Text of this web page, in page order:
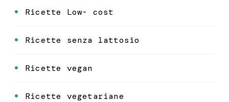
Ricette Low- cost
Ricette senza lattosio
Ricette vegan
Ricette vegetariane